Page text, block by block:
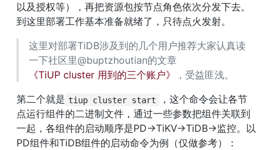
以及授权等），再把资源包按节点角色依次分发下去。
到这里部署工作基本准备就绪了，只待点火发射。
这里对部署TiDB涉及到的几个用户推荐大家认真读
一下社区里@buptzhoutian的文章
《TiUP cluster 用到的三个账户》
，受益匪浅。
第二个就是 tiup cluster start
，这个命令会让各节
点运行组件的二进制文件，通过一些参数把组件关联到
一起，各组件的启动顺序是PD->TiKV->TiDB->监控。以
PD组件和TiDB组件的启动命令为例（仅做参考）：